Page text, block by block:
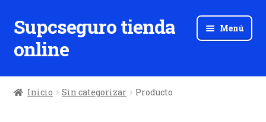
Ir
a
la
Ir
al
contenido
Supcseguro tienda
online
Menú
Inicio Sin categorizar Producto